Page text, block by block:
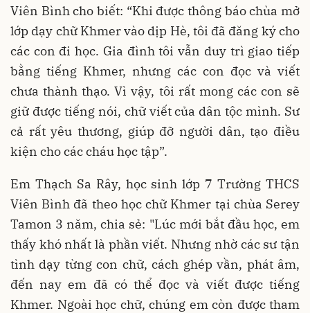
Viên Bình cho biết: “Khi được thông báo chùa mở
lớp dạy chữ Khmer vào dịp Hè, tôi đã đăng ký cho
các con đi học. Gia đình tôi vẫn duy trì giao tiếp
bằng tiếng Khmer, nhưng các con đọc và viết
chưa thành thạo. Vì vậy, tôi rất mong các con sẽ
giữ được tiếng nói, chữ viết của dân tộc mình. Sư
cả rất yêu thương, giúp đỡ người dân, tạo điều
kiện cho các cháu học tập”.
Em Thạch Sa Rây, học sinh lớp 7 Trường THCS
Viên Bình đã theo học chữ Khmer tại chùa Serey
Tamon 3 năm, chia sẻ: "Lúc mới bắt đầu học, em
thấy khó nhất là phần viết. Nhưng nhờ các sư tận
tình dạy từng con chữ, cách ghép vần, phát âm,
đến nay em đã có thể đọc và viết được tiếng
Khmer. Ngoài học chữ, chúng em còn được tham